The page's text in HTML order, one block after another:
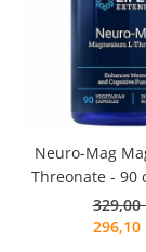
Neuro-Mag
Threonate - 90
329,00
296,10